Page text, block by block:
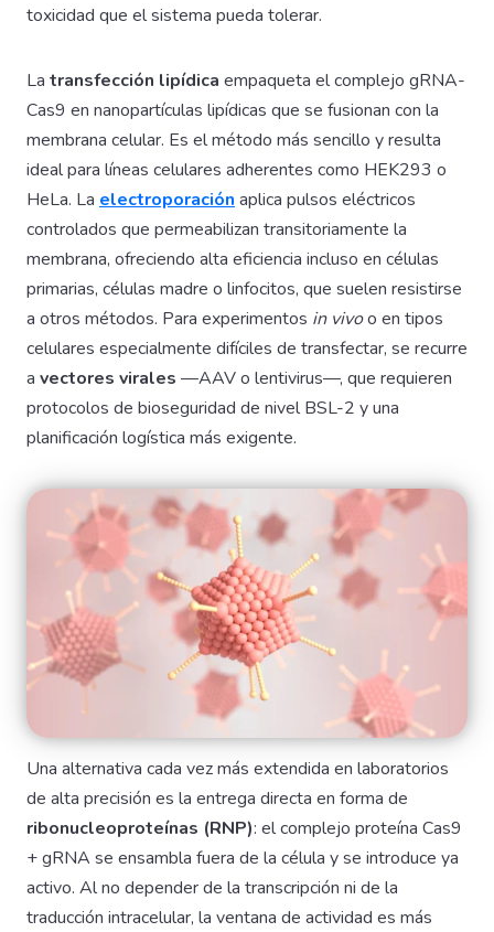
toxicidad que el sistema pueda tolerar.
La transfección lipídica empaqueta el complejo gRNA-
Cas9 en nanopartículas lipídicas que se fusionan con la
membrana celular. Es el método más sencillo y resulta
ideal para líneas celulares adherentes como HEK293 o
HeLa. La electroporaciónaplica pulsos eléctricos
controlados que permeabilizan transitoriamente la
membrana, ofreciendo alta eficiencia incluso en células
primarias, células madre o linfocitos, que suelen resistirse
a otros métodos. Para experimentos in vivoo en tipos
celulares especialmente difíciles de transfectar, se recurre
a vectores virales —AAV o lentivirus—, que requieren
protocolos de bioseguridad de nivel BSL-2 y una
planificación logística más exigente.
Una alternativa cada vez más extendida en laboratorios
de alta precisión es la entrega directa en forma de
ribonucleoproteínas (RNP): el complejo proteína Cas9
+ gRNA se ensambla fuera de la célula y se introduce ya
activo. Al no depender de la transcripción ni de la
traducción intracelular, la ventana de actividad es más